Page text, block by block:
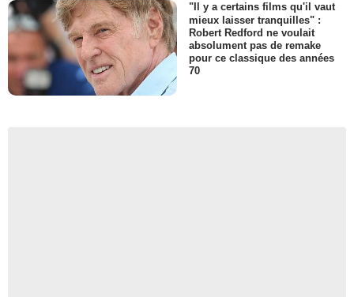
"Il y a certains films qu'il vaut
mieux laisser tranquilles" :
Robert Redford ne voulait
absolument pas de remake
pour ce classique des années
70